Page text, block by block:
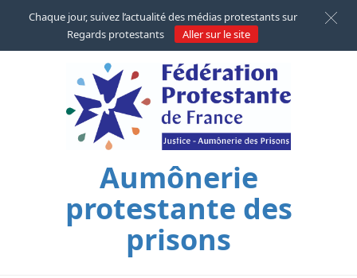
Aumônerie
protestante des
prisons
Chaque jour, suivez l’actualité des médias protestants sur
Regards protestants
Aller sur le site